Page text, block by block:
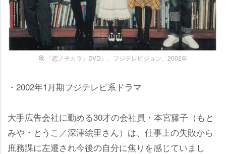
『恋ノチカラ』DVD』、フジテレビジョン、2002年
・2002年1月期フジテレビ系ドラマ
大手広告会社に勤める30才の会社員・本宮籐子（もと
みや・とうこ／深津絵里さん）は、仕事上の失敗から
庶務課に左遷され今後の自分に焦りを感じていまし